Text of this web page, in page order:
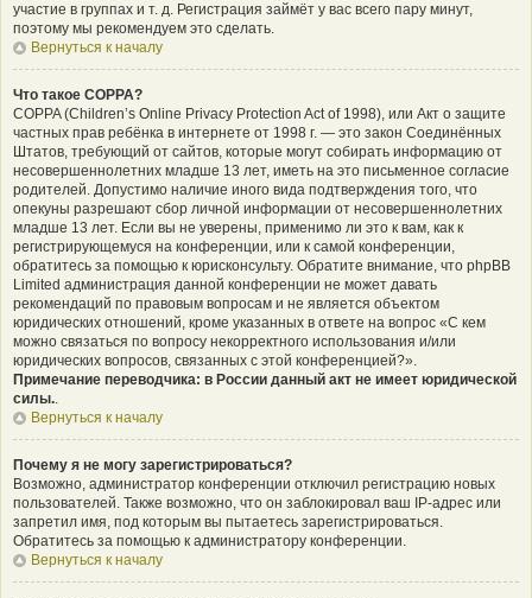
участие в группах и т. д. Регистрация займёт у вас всего пару минут,
поэтому мы рекомендуем это сделать.
Вернуться к началу
Что такое COPPA?
COPPA (Children’s Online Privacy Protection Act of 1998), или Акт о защите
частных прав ребёнка в интернете от 1998 г. — это закон Соединённых
Штатов, требующий от сайтов, которые могут собирать информацию от
несовершеннолетних младше 13 лет, иметь на это письменное согласие
родителей. Допустимо наличие иного вида подтверждения того, что
опекуны разрешают сбор личной информации от несовершеннолетних
младше 13 лет. Если вы не уверены, применимо ли это к вам, как к
регистрирующемуся на конференции, или к самой конференции,
обратитесь за помощью к юрисконсульту. Обратите внимание, что phpBB
Limited администрация данной конференции не может давать
рекомендаций по правовым вопросам и не является объектом
юридических отношений, кроме указанных в ответе на вопрос «С кем
можно связаться по вопросу некорректного использования и/или
юридических вопросов, связанных с этой конференцией?».
Примечание переводчика: в России данный акт не имеет юридической
силы..
Вернуться к началу
Почему я не могу зарегистрироваться?
Возможно, администратор конференции отключил регистрацию новых
пользователей. Также возможно, что он заблокировал ваш IP-адрес или
запретил имя, под которым вы пытаетесь зарегистрироваться.
Обратитесь за помощью к администратору конференции.
Вернуться к началу